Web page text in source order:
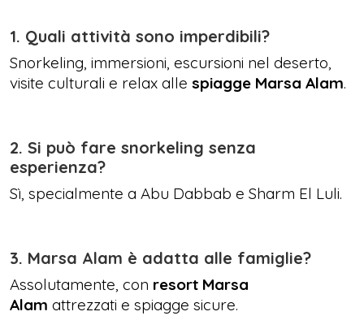
1. Quali attività sono imperdibili?
Snorkeling, immersioni, escursioni nel deserto,
visite culturali e relax alle spiagge Marsa Alam.
2. Si può fare snorkeling senza
esperienza?
Sì, specialmente a Abu Dabbab e Sharm El Luli.
3. Marsa Alam è adatta alle famiglie?
Assolutamente, con resort Marsa
Alam attrezzati e spiagge sicure.